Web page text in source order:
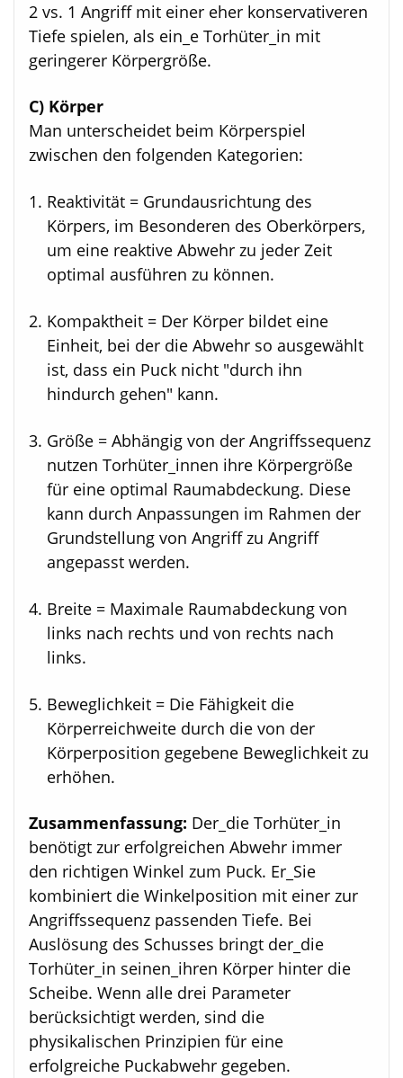
2 vs. 1 Angriff mit einer eher konservativeren
Tiefe spielen, als ein_e Torhüter_in mit
geringerer Körpergröße.
C) Körper
Man unterscheidet beim Körperspiel
zwischen den folgenden Kategorien:
Reaktivität = Grundausrichtung des
Körpers, im Besonderen des Oberkörpers,
um eine reaktive Abwehr zu jeder Zeit
optimal ausführen zu können.
Kompaktheit = Der Körper bildet eine
Einheit, bei der die Abwehr so ausgewählt
ist, dass ein Puck nicht "durch ihn
hindurch gehen" kann.
Größe = Abhängig von der Angriffssequenz
nutzen Torhüter_innen ihre Körpergröße
für eine optimal Raumabdeckung. Diese
kann durch Anpassungen im Rahmen der
Grundstellung von Angriff zu Angriff
angepasst werden.
Breite = Maximale Raumabdeckung von
links nach rechts und von rechts nach
links.
Beweglichkeit = Die Fähigkeit die
Körperreichweite durch die von der
Körperposition gegebene Beweglichkeit zu
erhöhen.
Zusammenfassung: Der_die Torhüter_in
benötigt zur erfolgreichen Abwehr immer
den richtigen Winkel zum Puck. Er_Sie
kombiniert die Winkelposition mit einer zur
Angriffssequenz passenden Tiefe. Bei
Auslösung des Schusses bringt der_die
Torhüter_in seinen_ihren Körper hinter die
Scheibe. Wenn alle drei Parameter
berücksichtigt werden, sind die
physikalischen Prinzipien für eine
erfolgreiche Puckabwehr gegeben.